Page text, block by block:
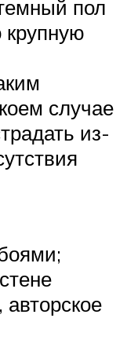
пол
крупную
случае
из-